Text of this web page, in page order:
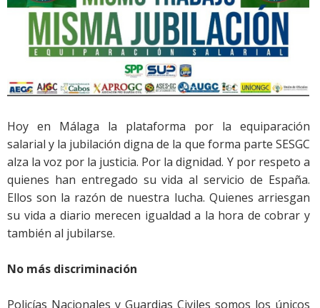
Hoy en Málaga la plataforma por la equiparación
salarial y la jubilación digna de la que forma parte SESGC
alza la voz por la justicia. Por la dignidad. Y por respeto a
quienes han entregado su vida al servicio de España.
Ellos son la razón de nuestra lucha. Quienes arriesgan
su vida a diario merecen igualdad a la hora de cobrar y
también al jubilarse.
No más discriminación
Policías Nacionales y Guardias Civiles somos los únicos